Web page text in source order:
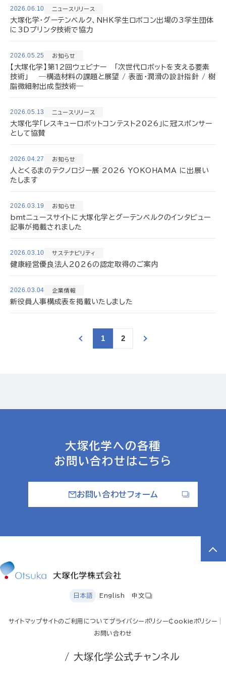
2026.06.10 ニュースリリース
大塚化学・グーテンベルク、NHK学生ロボコン出場の3学生団体
に3Dプリンタ技術で協力
2026.05.25 お知らせ
【大塚化学】第12回ウェビナー 「次世代ロボットを支える要素
技術」 ―構造材料の課題と展望 / 表面・潤滑の設計指針 / 樹
脂微細射出成型技術―
2026.05.13 ニュースリリース
大塚化学「レスキューロボットコンテスト2026」に冠スポンサー
として協賛
2026.04.27 お知らせ
人とくるまのテクノロジー展 2026 YOKOHAMA に出展い
たします
2026.03.19 お知らせ
bmtニュースサイトに大塚化学とグーテンベルクのインタビュー
記事が掲載されました
2026.03.10 サステナビリティ
健康経営優良法人２０２６の認定取得のご案内
2026.03.04 企業情報
新役員人事構成表を掲載いたしました
1 2
大塚化学への各種
お問い合わせはこちら
お問い合わせフォーム
日本語 English 中文
サイトマップサイトのご利用についてプライバシーポリシーCookieポリシー
お問い合わせ
/ 大塚化学公式チャンネル